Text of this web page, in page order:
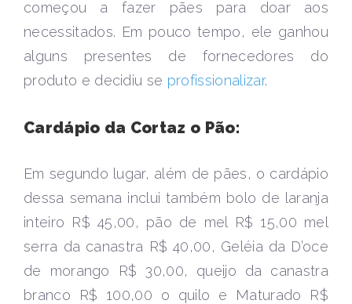
começou a fazer pães para doar aos
necessitados. Em pouco tempo, ele ganhou
alguns presentes de fornecedores do
produto e decidiu se profissionalizar.
Cardápio da Cortaz o Pão:
Em segundo lugar, além de pães, o cardápio
dessa semana inclui também bolo de laranja
inteiro R$ 45,00, pão de mel R$ 15,00 mel
serra da canastra R$ 40,00, Geléia da D’oce
de morango R$ 30,00, queijo da canastra
branco R$ 100,00 o quilo e Maturado R$